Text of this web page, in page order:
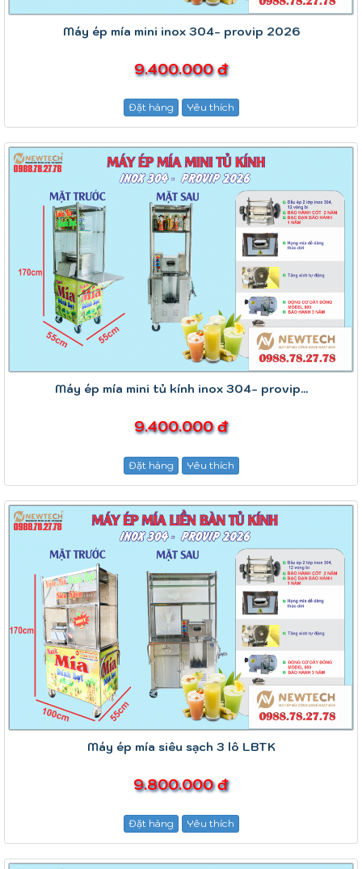
Máy ép mía mini inox 304- provip 2026
9.400.000 đ
Đặt hàng Yêu thích
Máy ép mía mini tủ kính inox 304- provip...
9.400.000 đ
Đặt hàng Yêu thích
Máy ép mía siêu sạch 3 lô LBTK
9.800.000 đ
Đặt hàng Yêu thích